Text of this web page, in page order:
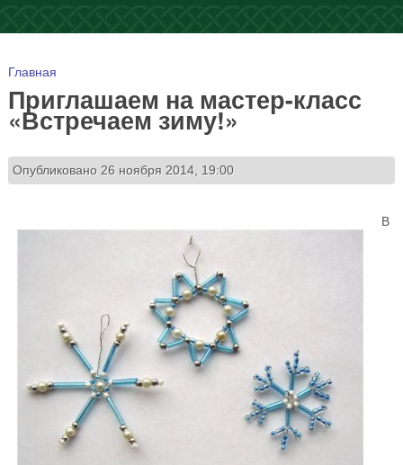
Вы здесь
Главная
Приглашаем на мастер-класс
«Встречаем зиму!»
Опубликовано 26 ноября 2014, 19:00
В